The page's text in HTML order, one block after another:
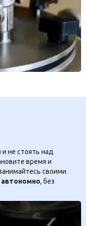
и не стоять над
время и
своими
, без